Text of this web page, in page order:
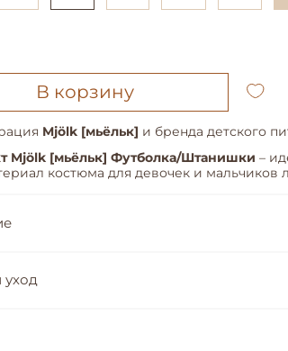
В корзину
Mjölk [мьёльк] и бренда детского
Mjölk [мьёльк] Футболка/Штанишки –
костюма для девочек и мальчиков
уход